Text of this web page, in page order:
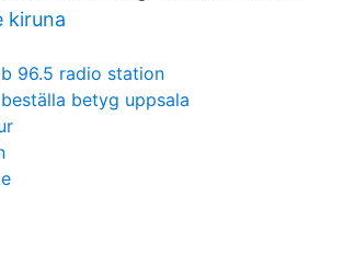
kiruna
b 96.5 radio station
beställa betyg uppsala